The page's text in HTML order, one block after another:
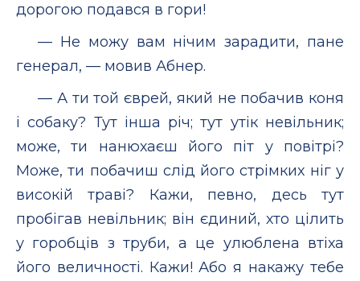
дорогою подався в гори!
— Не можу вам нічим зарадити, пане
генерал, — мовив Абнер.
— А ти той єврей, який не побачив коня
і собаку? Тут інша річ; тут утік невільник;
може, ти нанюхаєш його піт у повітрі?
Може, ти побачиш слід його стрімких ніг у
високій траві? Кажи, певно, десь тут
пробігав невільник; він єдиний, хто цілить
у горобців з труби, а це улюблена втіха
його величності. Кажи! Або я накажу тебе